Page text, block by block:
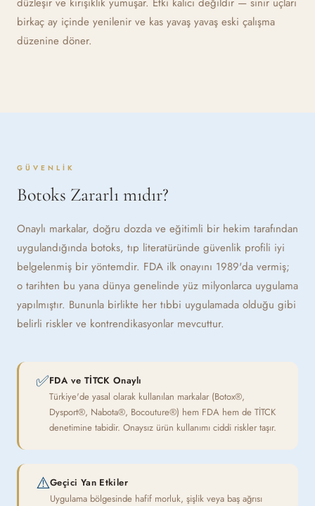
birkaç ay içinde yenilenir ve kas yavaş yavaş eski çalışma
düzenine döner.
GÜVENLIK
Botoks Zararlı mıdır?
Onaylı markalar, doğru dozda ve eğitimli bir hekim tarafından
uygulandığında botoks, tıp literatüründe güvenlik profili iyi
belgelenmiş bir yöntemdir. FDA ilk onayını 1989'da vermiş;
o tarihten bu yana dünya genelinde yüz milyonlarca uygulama
yapılmıştır. Bununla birlikte her tıbbi uygulamada olduğu gibi
belirli riskler ve kontrendikasyonlar mevcuttur.
✅FDA ve TİTCK Onaylı
Türkiye'de yasal olarak kullanılan markalar (Botox®,
Dysport®, Nabota®, Bocouture®) hem FDA hem de TİTCK
denetimine tabidir. Onaysız ürün kullanımı ciddi riskler taşır.
⚠️Geçici Yan Etkiler
Uygulama bölgesinde hafif morluk, şişlik veya baş ağrısı